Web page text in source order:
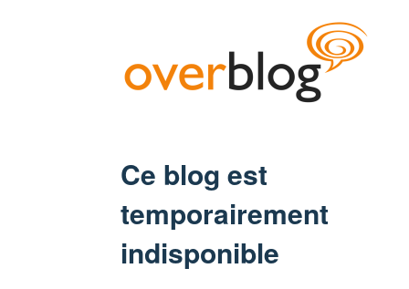
Ce blog est
temporairement
indisponible